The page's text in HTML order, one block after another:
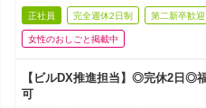
正社員 完全週休2日制 第二新卒歓迎
女性のおしごと掲載中
【ビルDX推進担当】◎完休2日◎
可